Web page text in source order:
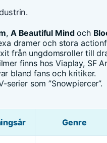
, A Beautiful Mindoch
dramer och stora
från ungdomsroller till
finns hos Viaplay, SF
bland fans och kritiker.
serier som ”Snowpiercer”.
Genre